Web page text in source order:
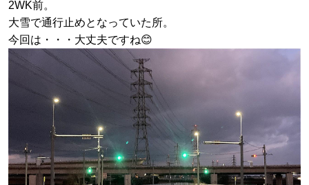
2WK前。
大雪で通行止めとなっていた所。
今回は・・・大丈夫ですね😊